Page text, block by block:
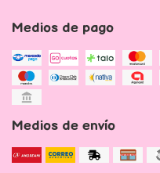
Medios de pago
Medios de envío